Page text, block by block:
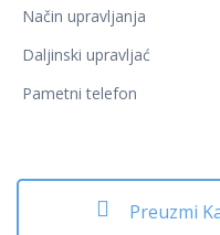
Način upravljanja
Daljinski upravljać
Pametni telefon
Preuzmi